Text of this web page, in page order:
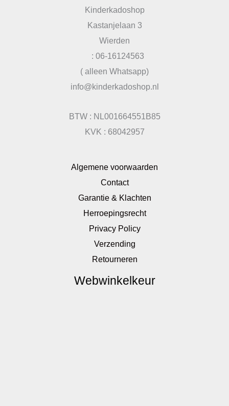
Kinderkadoshop
Kastanjelaan 3
Wierden
: 06-16124563
( alleen Whatsapp)
info@kinderkadoshop.nl
BTW : NL001664551B85
KVK : 68042957
Algemene voorwaarden
Contact
Garantie & Klachten
Herroepingsrecht
Privacy Policy
Verzending
Retourneren
Webwinkelkeur